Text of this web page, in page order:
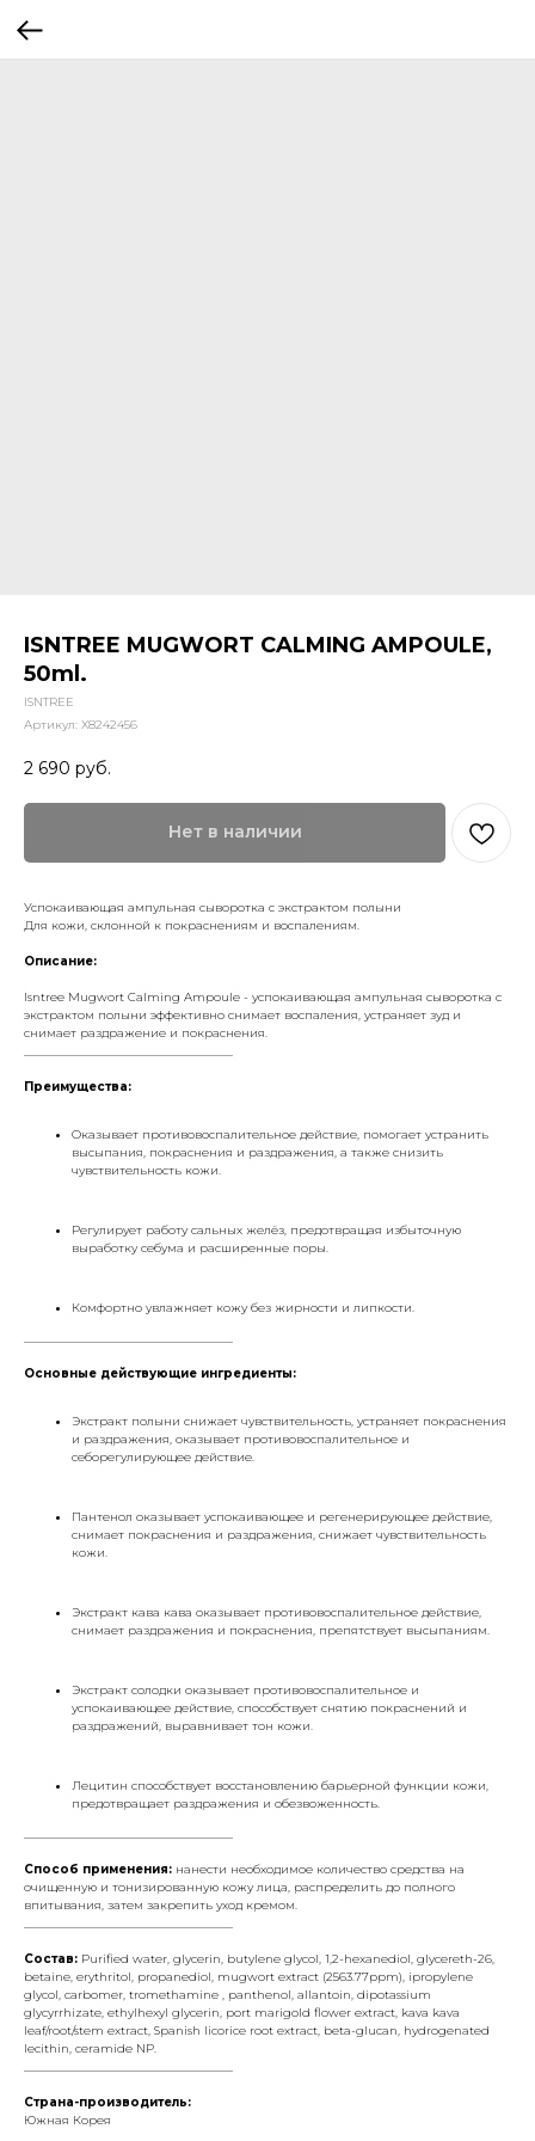
ISNTREE MUGWORT CALMING AMPOULE,
50ml.
ISNTREE
Артикул: X8242456
2 690 руб.
Нет в наличии
Успокаивающая ампульная сыворотка с экстрактом полыни
Для кожи, склонной к покраснениям и воспалениям.
Описание:
Isntree Mugwort Calming Ampoule - успокаивающая ампульная сыворотка с
экстрактом полыни эффективно снимает воспаления, устраняет зуд и
снимает раздражение и покраснения.
Преимущества:
Оказывает противовоспалительное действие, помогает устранить
высыпания, покраснения и раздражения, а также снизить
чувствительность кожи.
Регулирует работу сальных желёз, предотвращая избыточную
выработку себума и расширенные поры.
Комфортно увлажняет кожу без жирности и липкости.
Основные действующие ингредиенты:
Экстракт полыни снижает чувствительность, устраняет покраснения
и раздражения, оказывает противовоспалительное и
себорегулирующее действие.
Пантенол оказывает успокаивающее и регенерирующее действие,
снимает покраснения и раздражения, снижает чувствительность
кожи.
Экстракт кава кава оказывает противовоспалительное действие,
снимает раздражения и покраснения, препятствует высыпаниям.
Экстракт солодки оказывает противовоспалительное и
успокаивающее действие, способствует снятию покраснений и
раздражений, выравнивает тон кожи.
Лецитин способствует восстановлению барьерной функции кожи,
предотвращает раздражения и обезвоженность.
Способ применения: нанести необходимое количество средства на
очищенную и тонизированную кожу лица, распределить до полного
впитывания, затем закрепить уход кремом.
Состав: Purified water, glycerin, butylene glycol, 1,2-hexanediol, glycereth-26,
betaine, erythritol, propanediol, mugwort extract (2563.77ppm), ipropylene
glycol, carbomer, tromethamine , panthenol, allantoin, dipotassium
glycyrrhizate, ethylhexyl glycerin, port marigold flower extract, kava kava
leaf/root/stem extract, Spanish licorice root extract, beta-glucan, hydrogenated
lecithin, ceramide NP.
Страна-производитель:
Южная Корея